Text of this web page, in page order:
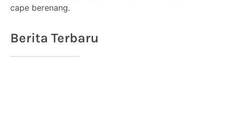
cape berenang.
Berita Terbaru